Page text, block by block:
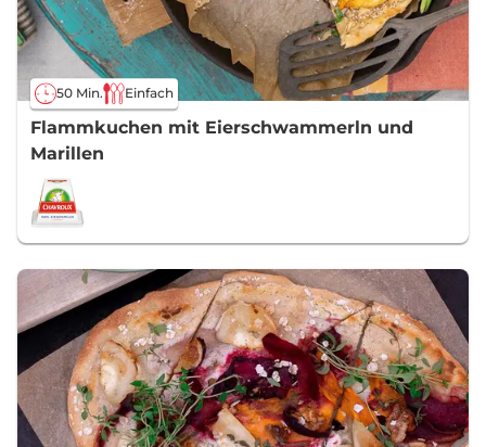
50 Min. Einfach
Flammkuchen mit Eierschwammerln und
Marillen